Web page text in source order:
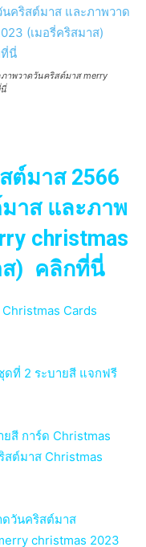
าพวาดวันคริสต์มาส merry
ต์มาส 2566
าส และภาพ
christmas
ส) คลิกที่นี่
Cards
ที่ 2 ระบายสี แจกฟรี
สี การ์ด Christmas
สต์มาส Christmas
ดวันคริสต์มาส
christmas 2023